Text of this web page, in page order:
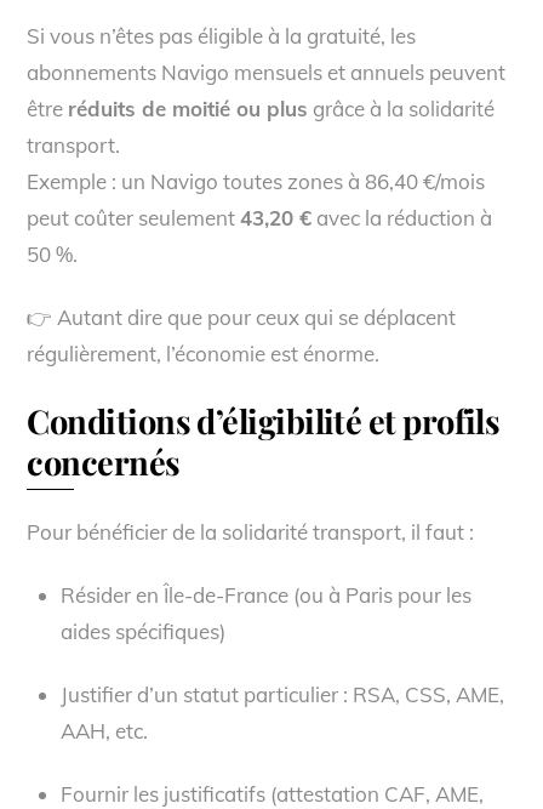
Si vous n’êtes pas éligible à la gratuité, les
abonnements Navigo mensuels et annuels peuvent
être réduits de moitié ou plus grâce à la solidarité
transport.
Exemple : un Navigo toutes zones à 86,40 €/mois
peut coûter seulement43,20 € avec la réduction à
50 %.
👉 Autant dire que pour ceux qui se déplacent
régulièrement, l’économie est énorme.
Conditions d’éligibilité et profils
concernés
Pour bénéficier de la solidarité transport, il faut :
Résider en Île-de-France (ou à Paris pour les
aides spécifiques)
Justifier d’un statut particulier : RSA, CSS, AME,
AAH, etc.
Fournir les justificatifs (attestation CAF, AME,